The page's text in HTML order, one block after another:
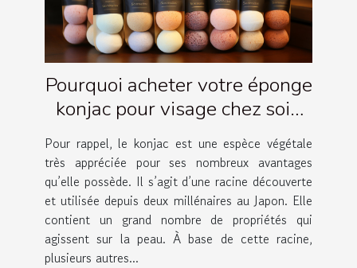
Pourquoi acheter votre éponge
konjac pour visage chez soin
Amalthée ?
Pour rappel, le konjac est une espèce végétale
très appréciée pour ses nombreux avantages
qu’elle possède. Il s’agit d’une racine découverte
et utilisée depuis deux millénaires au Japon. Elle
contient un grand nombre de propriétés qui
agissent sur la peau. À base de cette racine,
plusieurs autres...